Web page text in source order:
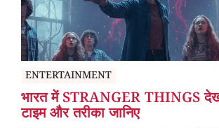
ENTERTAINMENT
भारत में STRANGER THINGS
टाइम और तरीका जानिए